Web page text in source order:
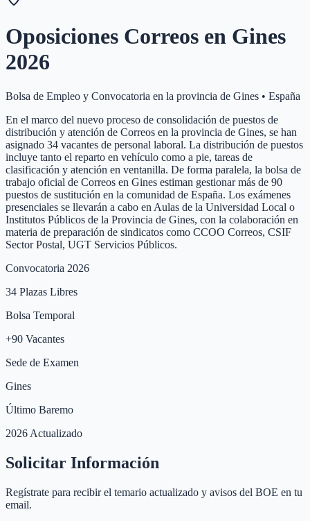
Oposiciones Correos en Gines
2026
Bolsa de Empleo y Convocatoria en la provincia de Gines • España
En el marco del nuevo proceso de consolidación de puestos de
distribución y atención de Correos en la provincia de Gines, se han
asignado 34 vacantes de personal laboral. La distribución de puestos
incluye tanto el reparto en vehículo como a pie, tareas de
clasificación y atención en ventanilla. De forma paralela, la bolsa de
trabajo oficial de Correos en Gines estiman gestionar más de 90
puestos de sustitución en la comunidad de España. Los exámenes
presenciales se llevarán a cabo en Aulas de la Universidad Local o
Institutos Públicos de la Provincia de Gines, con la colaboración en
materia de preparación de sindicatos como CCOO Correos, CSIF
Sector Postal, UGT Servicios Públicos.
Convocatoria 2026
34 Plazas Libres
Bolsa Temporal
+90 Vacantes
Sede de Examen
Gines
Último Baremo
2026 Actualizado
Solicitar Información
Regístrate para recibir el temario actualizado y avisos del BOE en tu
email.